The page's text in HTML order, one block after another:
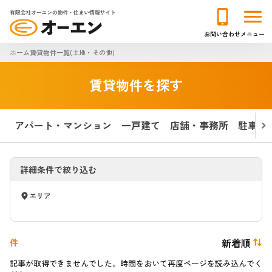
お問い合わせメニュー
ホーム賃貸物件一覧(土地・その他)
賃貸物件を探す
アパート・マンション 一戸建て 店舗・事務所 駐車場
詳細条件で絞り込む
エリア
件 新着順
記事が取得できませんでした。時間をおいて再度ページを読み込んでく
件
選択中の条件
条件を変更